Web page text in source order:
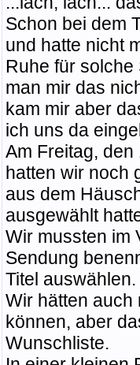
Schon bei dem
und hatte nicht
Ruhe für solche
man mir das
kam mir aber
ich uns da
Am Freitag, den
hatten wir noch
aus dem
ausgewählt
Wir mussten im
Sendung
Titel
Wir hätten
können, aber
Wunschliste.